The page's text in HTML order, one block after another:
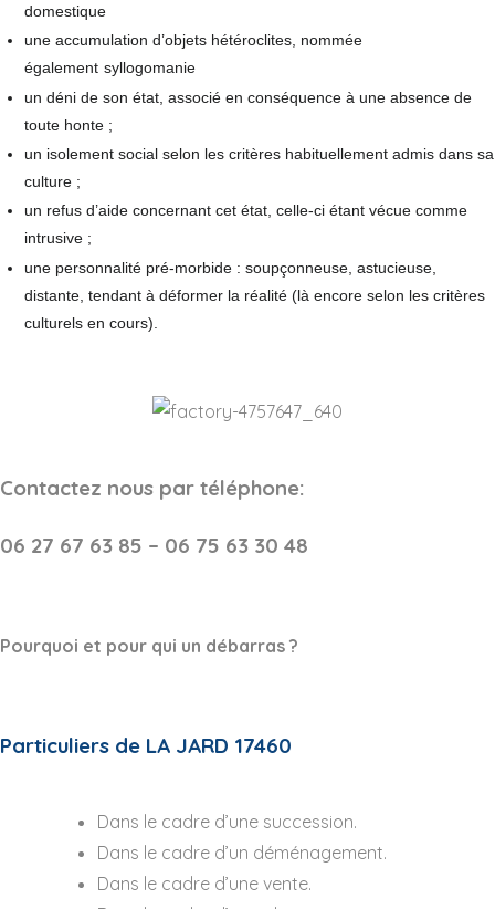
domestique
une accumulation d’objets hétéroclites, nommée
également syllogomanie
un déni de son état, associé en conséquence à une absence de
toute honte ;
un isolement social selon les critères habituellement admis dans sa
culture ;
un refus d’aide concernant cet état, celle-ci étant vécue comme
intrusive ;
une personnalité pré-morbide : soupçonneuse, astucieuse,
distante, tendant à déformer la réalité (là encore selon les critères
culturels en cours).
Contactez nous par téléphone:
06 27 67 63 85 – 06 75 63 30 48
Pourquoi et pour qui un débarras ?
Particuliers de LA JARD 17460
Dans le cadre d’une succession.
Dans le cadre d’un déménagement.
Dans le cadre d’une vente.